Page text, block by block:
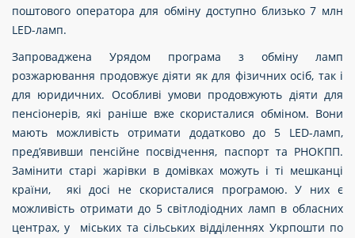
поштового оператора для обміну доступно близько 7 млн
LED-ламп.
Запроваджена Урядом програма з обміну ламп
розжарювання продовжує діяти як для фізичних осіб, так і
для юридичних. Особливі умови продовжують діяти для
пенсіонерів, які раніше вже скористалися обміном. Вони
мають можливість отримати додатково до 5 LED-ламп,
пред’явивши пенсійне посвідчення, паспорт та РНОКПП.
Замінити старі жарівки в домівках можуть і ті мешканці
країни, які досі не скористалися програмою. У них є
можливість отримати до 5 світлодіодних ламп в обласних
центрах, у міських та сільських відділеннях Укрпошти по